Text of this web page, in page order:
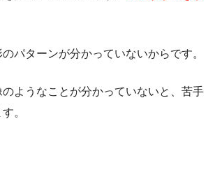
パターンが分かっていないからです。
ようなことが分かっていないと、苦手
。